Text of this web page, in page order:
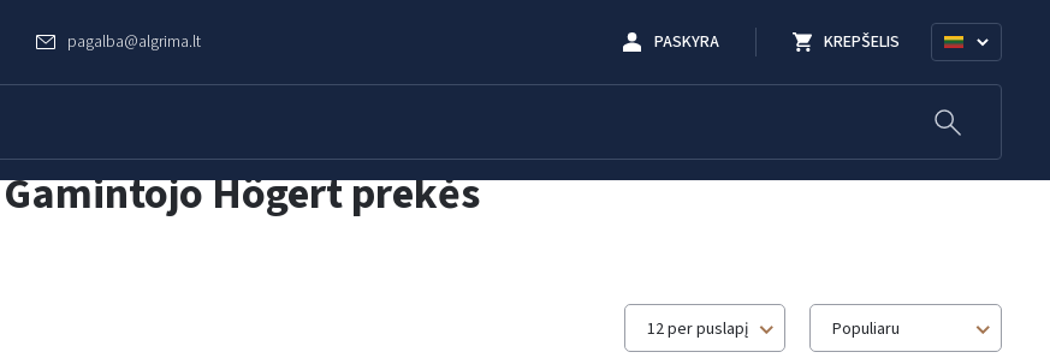
pagalba@algrima.lt PASKYRA KREPŠELIS
Gamintojo Högert prekės
12 per puslapį Populiaru